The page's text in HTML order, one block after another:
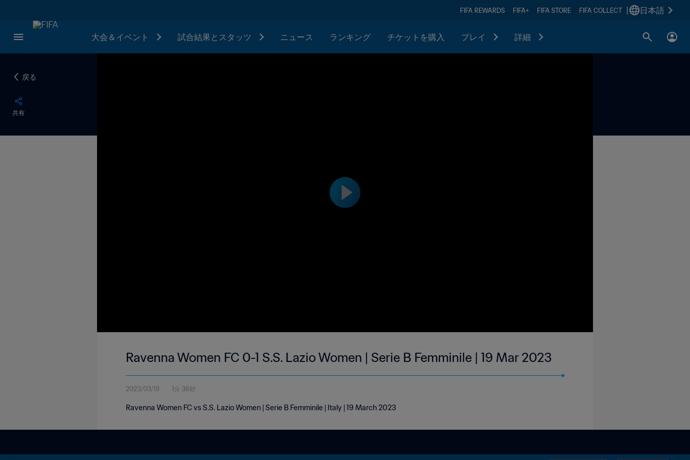
FIFA REWARDS FIFA+ FIFA STORE FIFA COLLECT 日本語
大会＆イベント 試合結果とスタッツ ニュース ランキング チケットを購入 プレイ 詳細
戻る
共有
Ravenna Women FC 0-1 S.S. Lazio Women | Serie B Femminile | 19 Mar 2023
2023/03/19 1分 36秒
Ravenna Women FC vs S.S. Lazio Women | Serie B Femminile | Italy | 19 March 2023